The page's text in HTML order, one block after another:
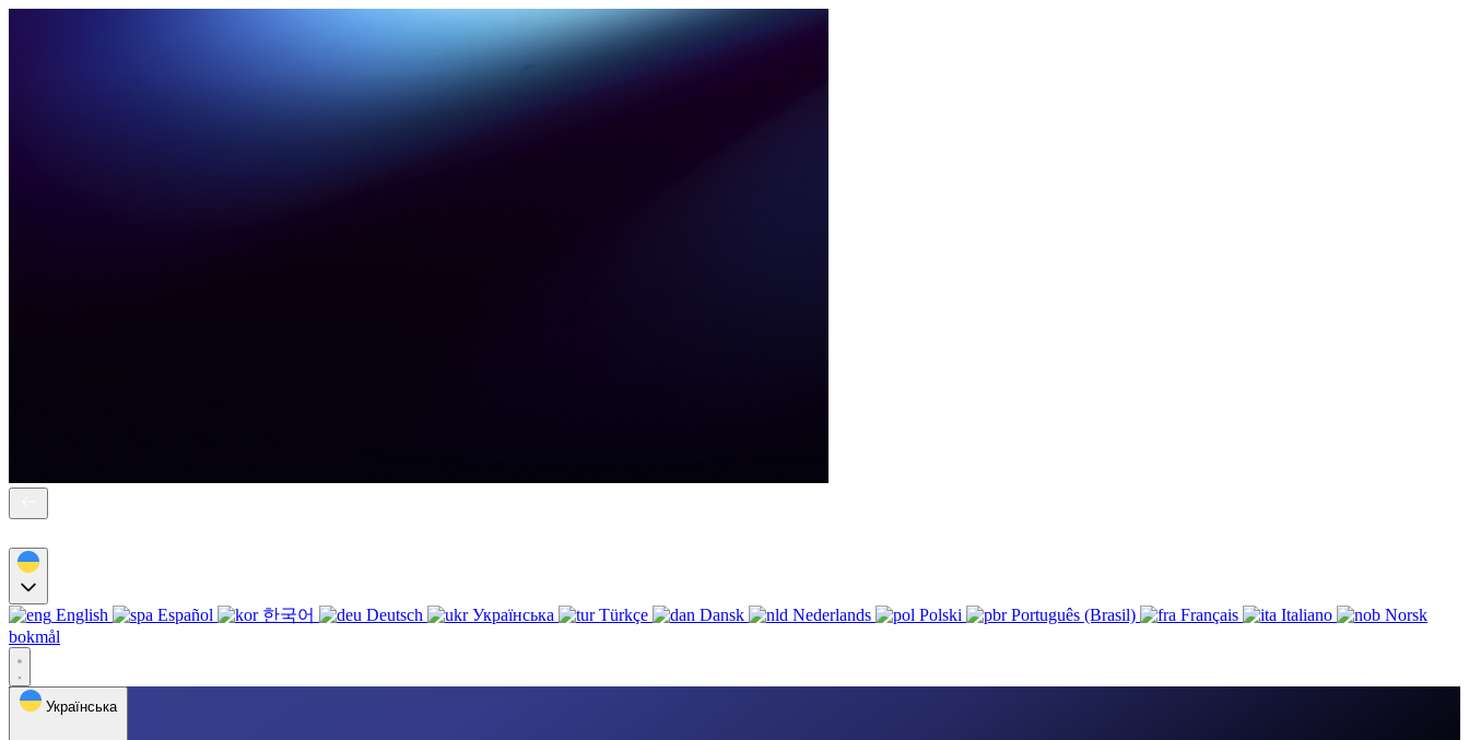
English Español 한국어 Deutsch Українська Türkçe Dansk Nederlands Polski Português (Brasil) Français Italiano
Norsk
bokmål
Українська